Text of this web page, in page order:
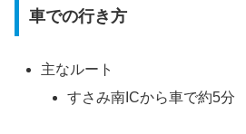
車での行き方
主なルート
すさみ南ICから車で約5分